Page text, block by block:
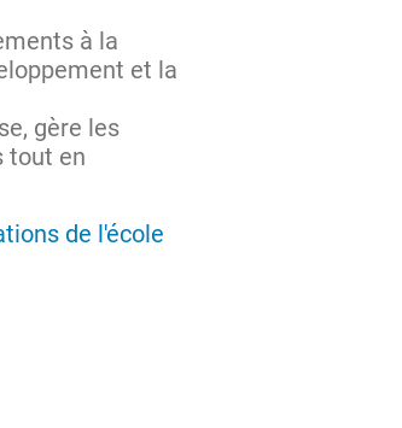
à la
et la
gère les
tout en
de l'école